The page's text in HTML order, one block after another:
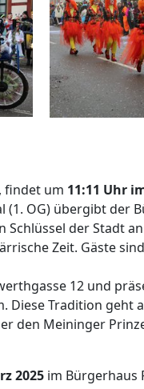
findet um 11:11 Uhr
(1. OG) übergibt der
der Stadt
Zeit. Gäste
12 und
Diese Tradition geht
den Meininger
2025 im Bürgerhaus